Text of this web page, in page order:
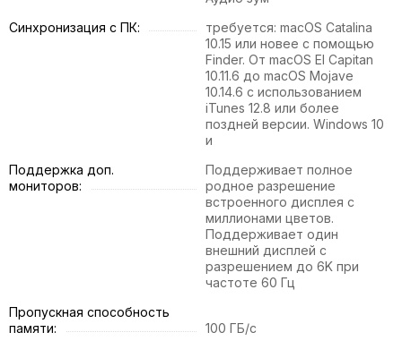
Синхронизация с ПК:
требуется: macOS Catalina
10.15 или новее с помощью
Finder. От macOS El Capitan
10.11.6 до macOS Mojave
10.14.6 с использованием
iTunes 12.8 или более
поздней версии. Windows 10
и
Поддержка доп.
мониторов:
Поддерживает полное
родное разрешение
встроенного дисплея с
миллионами цветов.
Поддерживает один
внешний дисплей с
разрешением до 6K при
частоте 60 Гц
Пропускная способность
памяти:
100 ГБ/с